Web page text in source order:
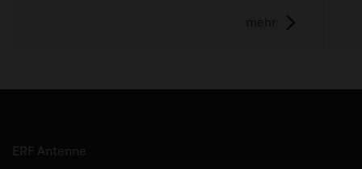
mehr
ERF Antenne